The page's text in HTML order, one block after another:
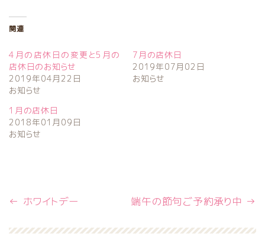
関連
4月の店休日の変更と5月の
店休日のお知らせ
2019年04月22日
お知らせ
7月の店休日
2019年07月02日
お知らせ
1月の店休日
2018年01月09日
お知らせ
← ホワイトデー 端午の節句ご予約承り中 →